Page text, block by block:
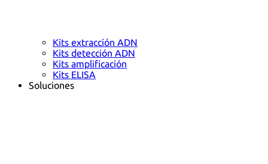
Kits extracción ADN
Kits detección ADN
Kits amplificación
Kits ELISA
Soluciones